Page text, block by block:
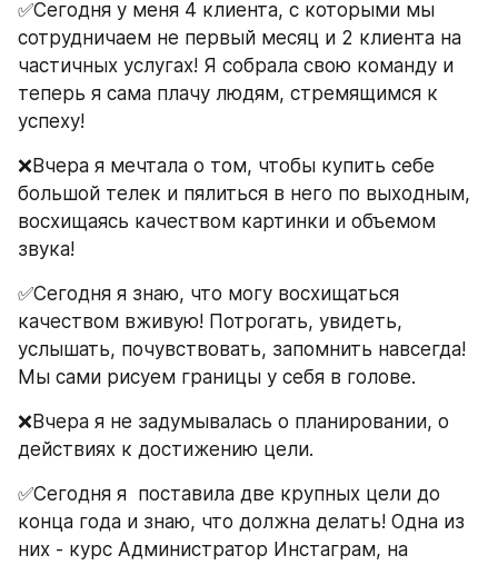
✅Сегодня у меня 4 клиента, с которыми мы
сотрудничаем не первый месяц и 2 клиента на
частичных услугах! Я собрала свою команду и
теперь я сама плачу людям, стремящимся к
успеху!
❌Вчера я мечтала о том, чтобы купить себе
большой телек и пялиться в него по выходным,
восхищаясь качеством картинки и объемом
звука!
✅Сегодня я знаю, что могу восхищаться
качеством вживую! Потрогать, увидеть,
услышать, почувствовать, запомнить навсегда!
Мы сами рисуем границы у себя в голове.
❌Вчера я не задумывалась о планировании, о
действиях к достижению цели.
✅Сегодня я  поставила две крупных цели до
конца года и знаю, что должна делать! Одна из
них - курс Администратор Инстаграм, на